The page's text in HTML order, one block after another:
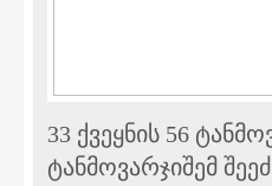
33 ქვეყნის 56
ტანმოვარჯიშემ